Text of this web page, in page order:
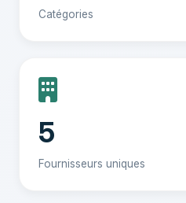
Catégories
5
Fournisseurs uniques